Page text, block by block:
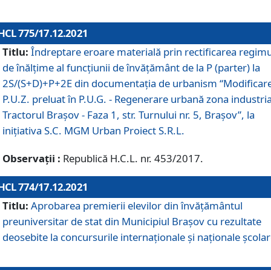
775/17.12.2021
Titlu: Îndreptare eroare materială prin rectificarea
de înălţime al funcţiunii de învăţământ de la P (parter) la
2S/(S+D)+P+2E din documentaţia de urbanism
P.U.Z. preluat în P.U.G. - Regenerare urbană zona
Tractorul Braşov - Faza 1, str. Turnului nr. 5, Braşov”, la
iniţiativa S.C. MGM Urban Proiect S.R.L.
Observații : Republică H.C.L. nr. 453/2017.
774/17.12.2021
Titlu: Aprobarea premierii elevilor din învățământul
preuniversitar de stat din Municipiul Brașov cu rezultate
deosebite la concursurile internaționale și naționale